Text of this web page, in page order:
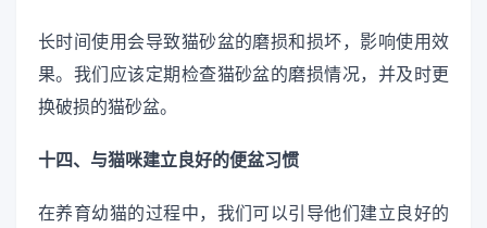
长时间使用会导致猫砂盆的磨损和损坏，影响使用效
果。我们应该定期检查猫砂盆的磨损情况，并及时更
换破损的猫砂盆。
十四、与猫咪建立良好的便盆习惯
在养育幼猫的过程中，我们可以引导他们建立良好的